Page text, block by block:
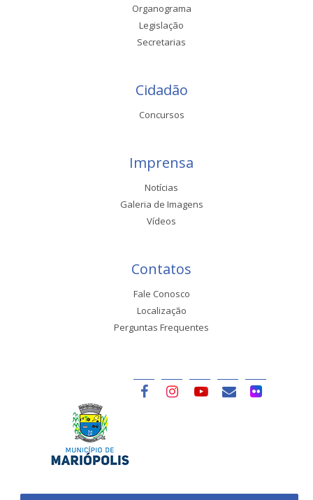
Organograma
Legislação
Secretarias
Cidadão
Concursos
Imprensa
Notícias
Galeria de Imagens
Vídeos
Contatos
Fale Conosco
Localização
Perguntas Frequentes